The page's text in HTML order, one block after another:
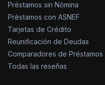
Préstamos sin Nómina
Préstamos con ASNEF
Tarjetas de Crédito
Reunificación de Deudas
Comparadores de Préstamos
Todas las reseñas